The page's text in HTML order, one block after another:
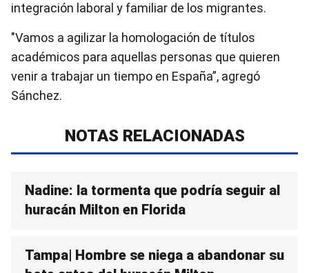
integración laboral y familiar de los migrantes.
"Vamos a agilizar la homologación de títulos
académicos para aquellas personas que quieren
venir a trabajar un tiempo en España”, agregó
Sánchez.
NOTAS RELACIONADAS
Nadine: la tormenta que podría seguir al
huracán Milton en Florida
Tampa| Hombre se niega a abandonar su